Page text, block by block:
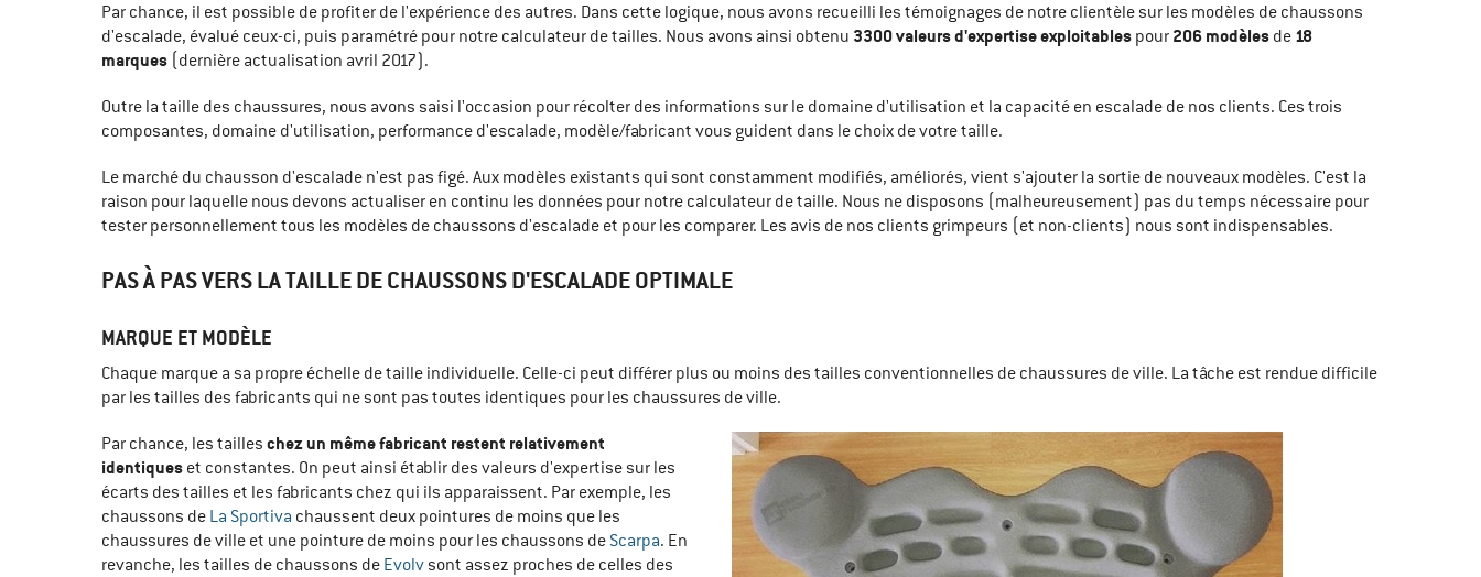
Par chance, il est possible de profiter de l'expérience des autres. Dans cette logique, nous avons recueilli les témoignages de notre clientèle sur les modèles de chaussons
d'escalade, évalué ceux-ci, puis paramétré pour notre calculateur de tailles. Nous avons ainsi obtenu 3300 valeurs d'expertise exploitables pour 206 modèles de 18
marques (dernière actualisation avril 2017).
Outre la taille des chaussures, nous avons saisi l'occasion pour récolter des informations sur le domaine d'utilisation et la capacité en escalade de nos clients. Ces trois
composantes, domaine d'utilisation, performance d'escalade, modèle/fabricant vous guident dans le choix de votre taille.
Le marché du chausson d'escalade n'est pas figé. Aux modèles existants qui sont constamment modifiés, améliorés, vient s'ajouter la sortie de nouveaux modèles. C'est la
raison pour laquelle nous devons actualiser en continu les données pour notre calculateur de taille. Nous ne disposons (malheureusement) pas du temps nécessaire pour
tester personnellement tous les modèles de chaussons d'escalade et pour les comparer. Les avis de nos clients grimpeurs (et non-clients) nous sont indispensables.
PAS À PAS VERS LA TAILLE DE CHAUSSONS D'ESCALADE OPTIMALE
MARQUE ET MODÈLE
Chaque marque a sa propre échelle de taille individuelle. Celle-ci peut différer plus ou moins des tailles conventionnelles de chaussures de ville. La tâche est rendue difficile
par les tailles des fabricants qui ne sont pas toutes identiques pour les chaussures de ville.
Par chance, les tailles chez un même fabricant restent relativement
identiques et constantes. On peut ainsi établir des valeurs d'expertise sur les
écarts des tailles et les fabricants chez qui ils apparaissent. Par exemple, les
chaussons de La Sportiva chaussent deux pointures de moins que les
chaussures de ville et une pointure de moins pour les chaussons de Scarpa. En
revanche, les tailles de chaussons de Evolvsont assez proches de celles des